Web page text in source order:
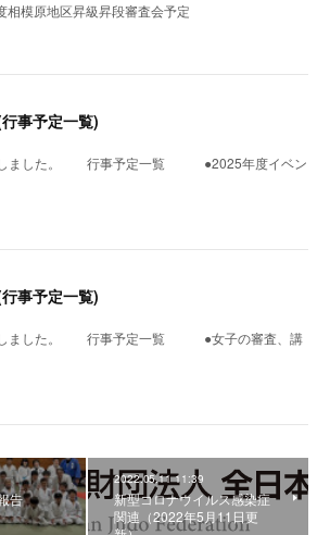
原地区昇級昇段審査会予定
事予定一覧)
しました。 行事予定一覧 ●2025年度イベン
事予定一覧)
しました。 行事予定一覧 ●女子の審査、講
告
2022.05.11 11:39
新型コロナウイルス感染症
関連（2022年5月11日更